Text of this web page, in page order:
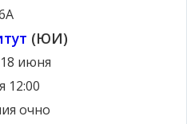
(ЮИ)
18 июня
12:00
очно